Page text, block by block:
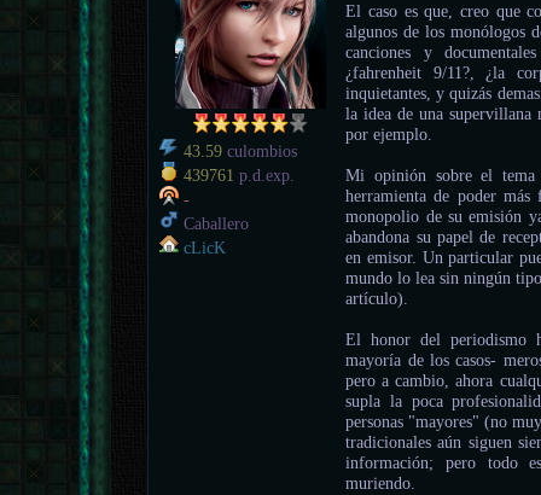
43.59 culombios
439761 p.d.exp.
-
Caballero
cLicK
El caso es que, creo que
algunos de los monólogos
canciones y
¿fahrenheit 9/11?, ¿la
inquietantes, y quizás
la idea de una
por ejemplo.
Mi opinión sobre el tema
herramienta de poder
monopolio de su emisión
abandona su papel de
en emisor. Un particular
mundo lo lea sin ningún
artículo).
El honor del periodismo
mayoría de los casos-
pero a cambio, ahora
supla la poca
personas "mayores" (no
tradicionales aún siguen
información; pero todo
muriendo.